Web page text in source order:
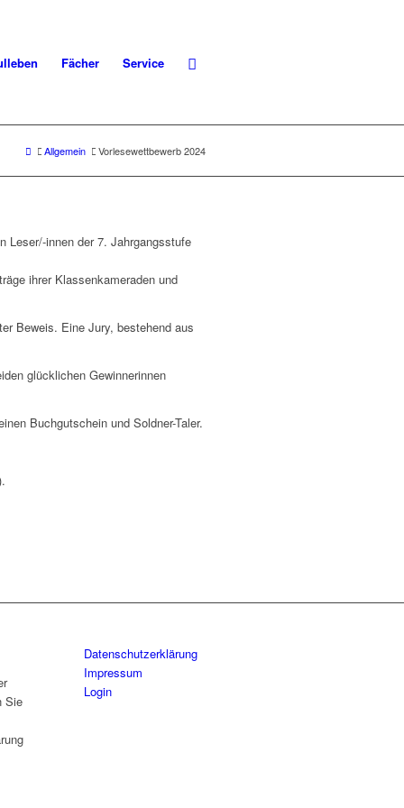
Fächer Service
Allgemein Vorlesewettbewerb 2024
Leser/-innen der 7. Jahrgangsstufe
ihrer Klassenkameraden und
Beweis. Eine Jury, bestehend aus
glücklichen Gewinnerinnen
Buchgutschein und Soldner-Taler.
Sie
Datenschutzerklärung
Impressum
Login